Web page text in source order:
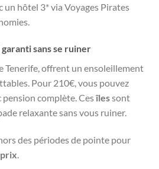
un hôtel 3* via Voyages Pirates
garanti sans se ruiner
Tenerife, offrent un ensoleillement
Pour 210€, vous pouvez
complète. Cesîlessont
relaxante sans vous ruiner.
des périodes de pointe pour
prix.